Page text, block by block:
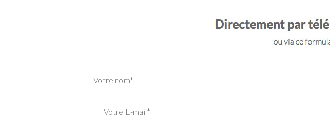
Votre nom*
Votre E-mail*